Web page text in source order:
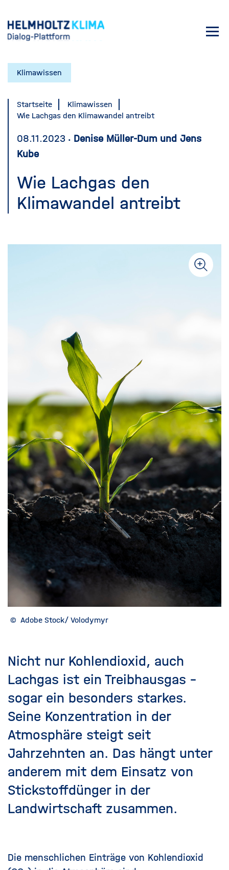
zum
Inhalt
Klimawissen
Startseite
Klimawissen
Wie Lachgas den Klimawandel antreibt
08.11.2023
Denise Müller-Dum und Jens
Kube
Wie Lachgas den
Klimawandel antreibt
© Adobe Stock/ Volodymyr
Nicht nur Kohlendioxid, auch
Lachgas ist ein Treibhausgas –
sogar ein besonders starkes.
Seine Konzentration in der
Atmosphäre steigt seit
Jahrzehnten an. Das hängt unter
anderem mit dem Einsatz von
Stickstoffdünger in der
Landwirtschaft zusammen.
Die menschlichen Einträge von Kohlendioxid